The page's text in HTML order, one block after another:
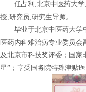
任占利,北京中医药大学,
授,研究员,研究生导师。
毕业于北京中医药大学中
医药内科难治病专业委员
及北京市科技奖评委；国家
星”；享受国务院特殊津贴医